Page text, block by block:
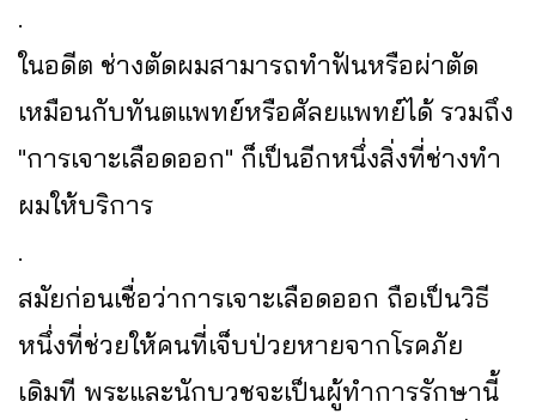
.
ในอดีต ช่างตัดผมสามารถทำฟันหรือผ่าตัด
เหมือนกับทันตแพทย์หรือศัลยแพทย์ได้ รวมถึง
"การเจาะเลือดออก" ก็เป็นอีกหนึ่งสิ่งที่ช่างทำ
ผมให้บริการ
.
สมัยก่อนเชื่อว่าการเจาะเลือดออก ถือเป็นวิธี
หนึ่งที่ช่วยให้คนที่เจ็บป่วยหายจากโรคภัย
เดิมที พระและนักบวชจะเป็นผู้ทำการรักษานี้